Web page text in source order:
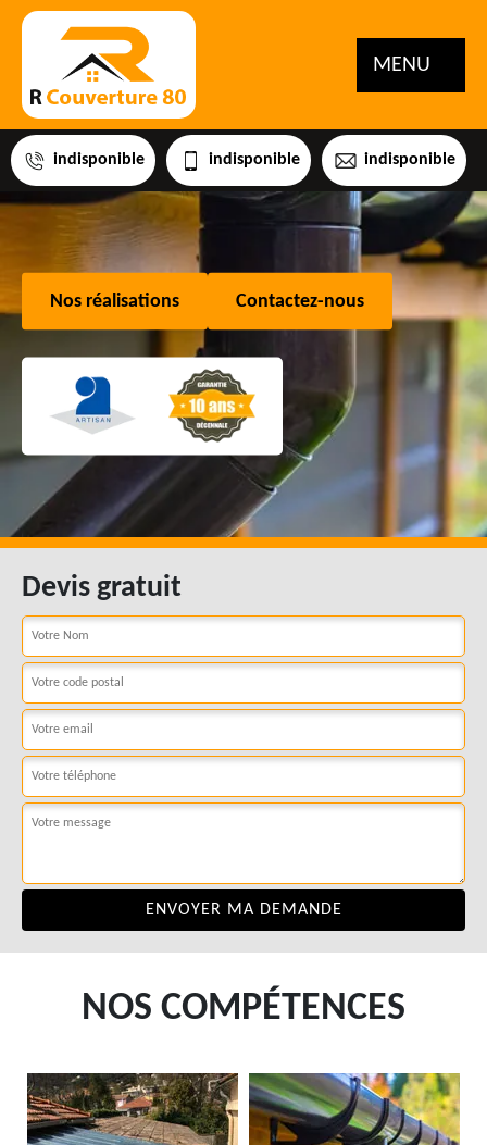
MENU
indisponible indisponible indisponible
Nos réalisations Contactez-nous
Devis gratuit
NOS COMPÉTENCES